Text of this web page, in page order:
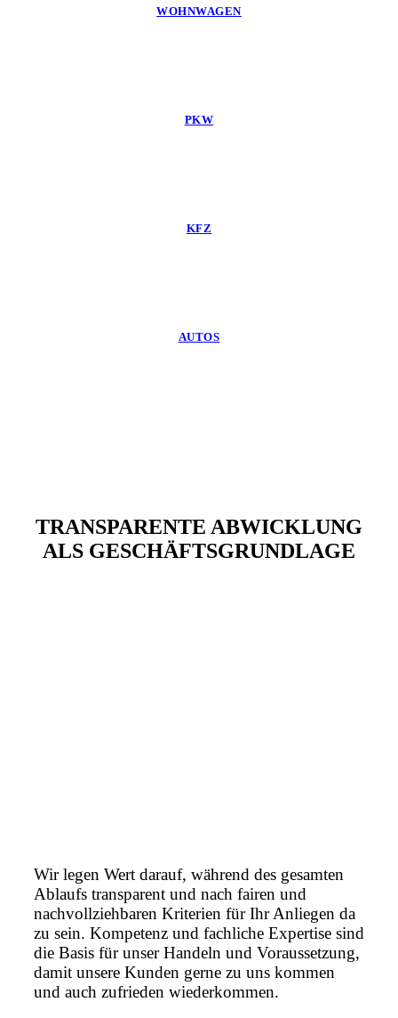
WOHNWAGEN
PKW
KFZ
AUTOS
TRANSPARENTE ABWICKLUNG
ALS GESCHÄFTSGRUNDLAGE
Wir legen Wert darauf, während des gesamten
Ablaufs transparent und nach fairen und
nachvollziehbaren Kriterien für Ihr Anliegen da
zu sein. Kompetenz und fachliche Expertise sind
die Basis für unser Handeln und Voraussetzung,
damit unsere Kunden gerne zu uns kommen
und auch zufrieden wiederkommen.